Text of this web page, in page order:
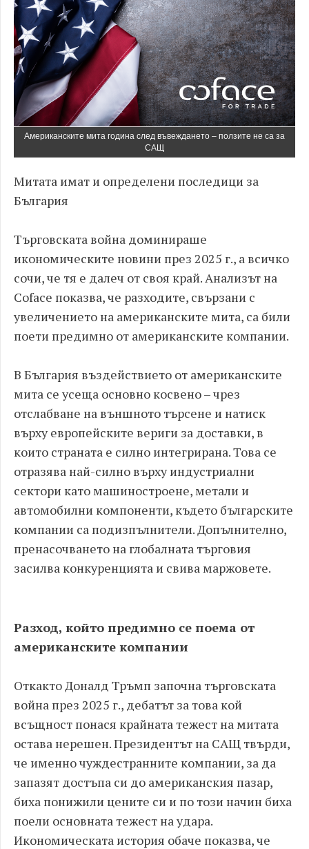
Американските мита година след въвеждането – ползите не са за
САЩ
Митата имат и определени последици за
България
Търговската война доминираше
икономическите новини през 2025 г., а всичко
сочи, че тя е далеч от своя край. Анализът на
Coface показва, че разходите, свързани с
увеличението на американските мита, са били
поети предимно от американските компании.
В България въздействието от американските
мита се усеща основно косвено – чрез
отслабване на външното търсене и натиск
върху европейските вериги за доставки, в
които страната е силно интегрирана. Това се
отразява най-силно върху индустриални
сектори като машиностроене, метали и
автомобилни компоненти, където българските
компании са подизпълнители. Допълнително,
пренасочването на глобалната търговия
засилва конкуренцията и свива маржовете.
Разход, който предимно се поема от
американските компании
Откакто Доналд Тръмп започна търговската
война през 2025 г., дебатът за това кой
всъщност понася крайната тежест на митата
остава нерешен. Президентът на САЩ твърди,
че именно чуждестранните компании, за да
запазят достъпа си до американския пазар,
биха понижили цените си и по този начин биха
поели основната тежест на удара.
Икономическата история обаче показва, че